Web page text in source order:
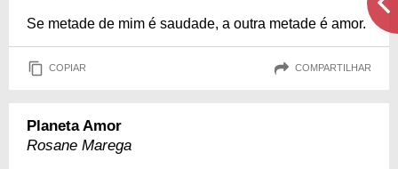
Se metade de mim é saudade, a outra metade é amor.
COPIAR COMPARTILHAR
Planeta Amor
Rosane Marega